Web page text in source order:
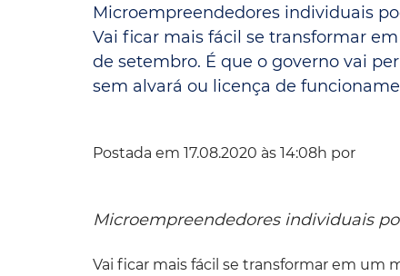
Convênio Parque das Águas
Convênio Mix da Saúde
Microempreendedores individuais
Vai ficar mais fácil se transformar
de setembro. É que o governo vai
sem alvará ou licença de
Postada em 17.08.2020 às 14:08h por
Microempreendedores individuais
Vai ficar mais fácil se transformar em um